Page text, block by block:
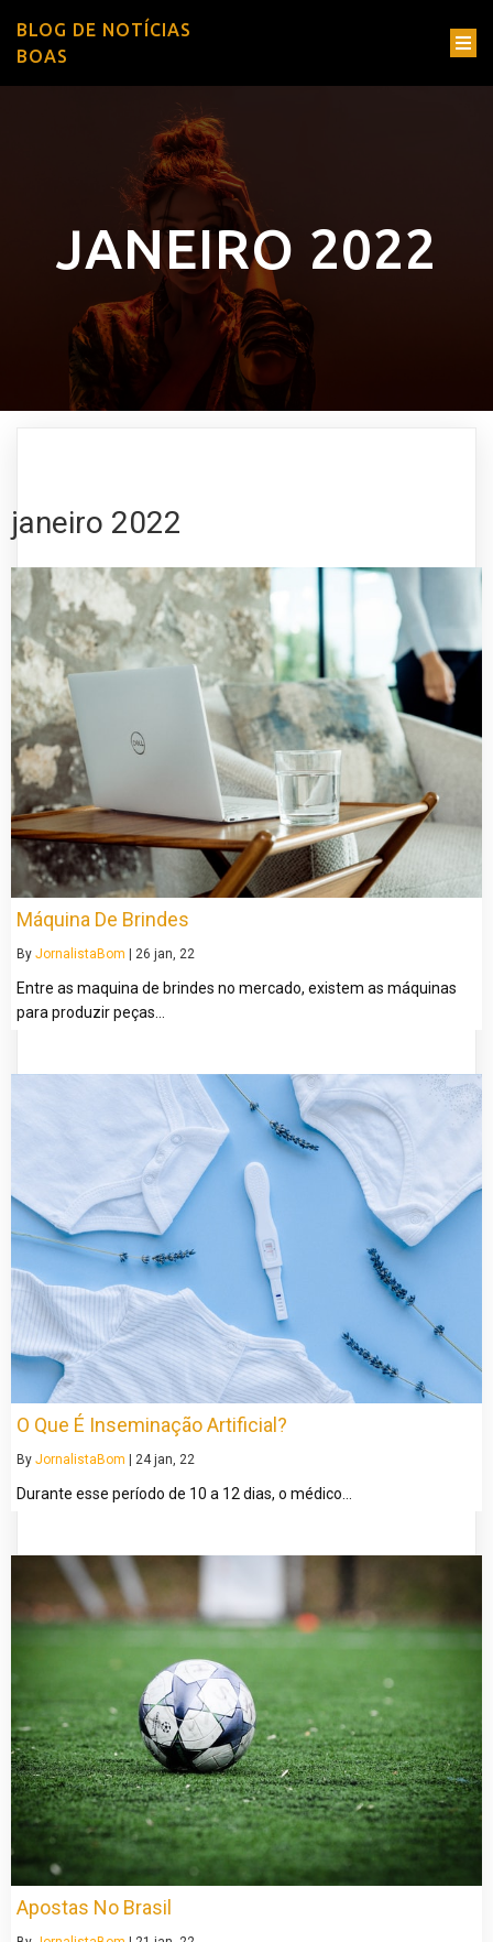
BLOG DE NOTÍCIAS
BOAS
JANEIRO 2022
janeiro 2022
Máquina De Brindes
By JornalistaBom | 26 jan, 22
Entre as maquina de brindes no mercado, existem as máquinas
para produzir peças…
O Que É Inseminação Artificial?
By JornalistaBom 24 jan, 22
Durante esse período de 10 a 12 dias, o médico…
Apostas No Brasil